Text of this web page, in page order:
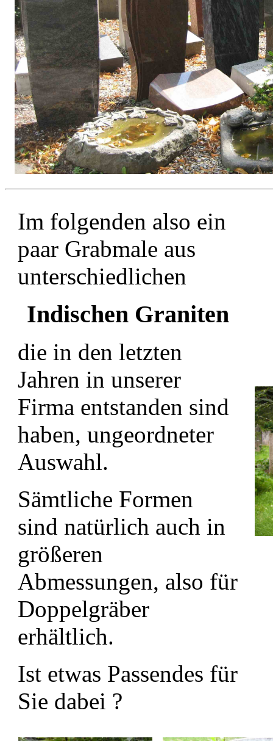
Im folgenden also ein
paar Grabmale aus
unterschiedlichen
Indischen Graniten
die in den letzten
Jahren in unserer
Firma entstanden sind
haben, ungeordneter
Auswahl.
Sämtliche Formen
sind natürlich auch in
größeren
Abmessungen, also für
Doppelgräber
erhältlich.
Ist etwas Passendes für
Sie dabei ?